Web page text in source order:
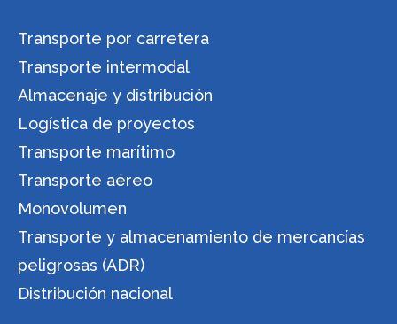
Transporte por carretera
Transporte intermodal
Almacenaje y distribución
Logística de proyectos
Transporte marítimo
Transporte aéreo
Monovolumen
Transporte y almacenamiento de mercancías
peligrosas (ADR)
Distribución nacional